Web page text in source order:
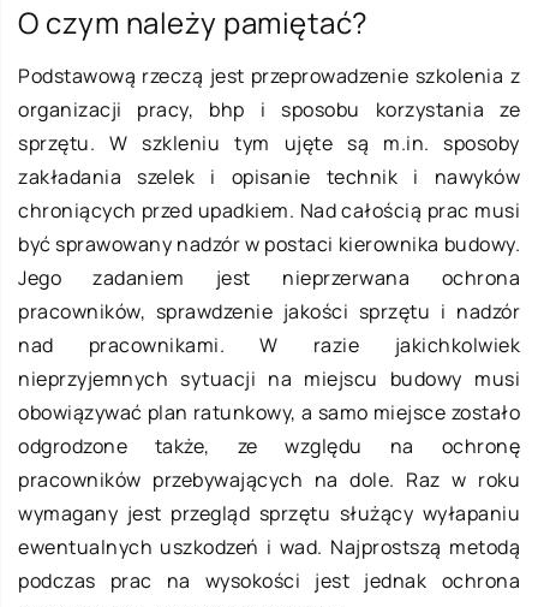
O czym należy pamiętać?
Podstawową rzeczą jest przeprowadzenie szkolenia z
organizacji pracy, bhp i sposobu korzystania ze
sprzętu. W szkleniu tym ujęte są m.in. sposoby
zakładania szelek i opisanie technik i nawyków
chroniących przed upadkiem. Nad całością prac musi
być sprawowany nadzór w postaci kierownika budowy.
Jego zadaniem jest nieprzerwana ochrona
pracowników, sprawdzenie jakości sprzętu i nadzór
nad pracownikami. W razie jakichkolwiek
nieprzyjemnych sytuacji na miejscu budowy musi
obowiązywać plan ratunkowy, a samo miejsce zostało
odgrodzone także, ze względu na ochronę
pracowników przebywających na dole. Raz w roku
wymagany jest przegląd sprzętu służący wyłapaniu
ewentualnych uszkodzeń i wad. Najprostszą metodą
podczas prac na wysokości jest jednak ochrona